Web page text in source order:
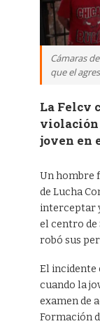
Cámaras
que el
La Felcv
violación
joven en
Un hombre
de Lucha
interceptar
el centro de
robó sus
El incidente
cuando la
examen de
Formación